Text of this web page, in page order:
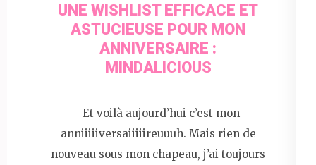
UNE WISHLIST EFFICACE ET
ASTUCIEUSE POUR MON
ANNIVERSAIRE :
MINDALICIOUS
Et voilà aujourd’hui c’est mon
anniiiiiversaiiiiireuuuh. Mais rien de
nouveau sous mon chapeau, j’ai toujours